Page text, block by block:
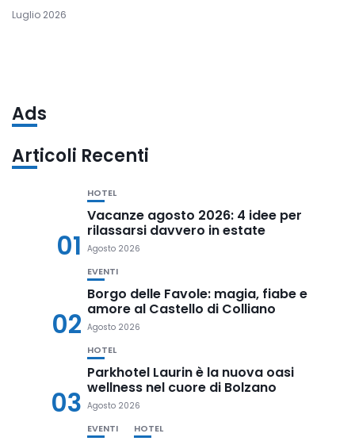
Luglio 2026
Ads
Articoli Recenti
01
HOTEL
Vacanze agosto 2026: 4 idee per
rilassarsi davvero in estate
Agosto 2026
02
EVENTI
Borgo delle Favole: magia, fiabe e
amore al Castello di Colliano
Agosto 2026
03
HOTEL
Parkhotel Laurin è la nuova oasi
wellness nel cuore di Bolzano
Agosto 2026
EVENTI HOTEL